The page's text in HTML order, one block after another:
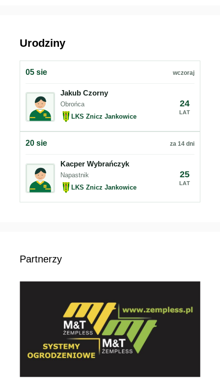
Urodziny
05 sie wczoraj
Jakub Czorny
Obrońca
LKS Znicz Jankowice
24
LAT
20 sie za 14 dni
Kacper Wybrańczyk
Napastnik
LKS Znicz Jankowice
25
LAT
Partnerzy